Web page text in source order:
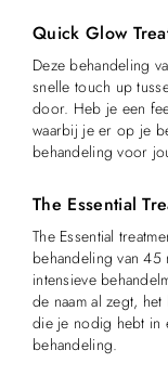
Quick Glow
Deze behandeling
snelle touch up
door. Heb je een
waarbij je er op je
behandeling voor
The Essential
The Essential
behandeling van 45
intensieve
de naam al zegt,
die je nodig hebt in
behandeling.